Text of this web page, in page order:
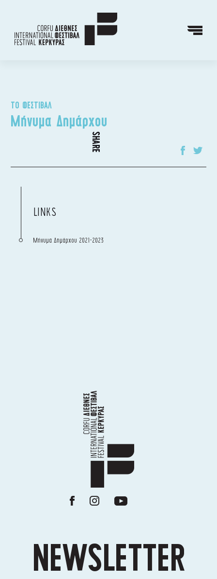
ΤΟ ΦΕΣΤΙΒΑΛ
Μήνυμα Δημάρχου
SHARE
LINKS
Μήνυμα Δημάρχου 2021-2023
NEWSLETTER